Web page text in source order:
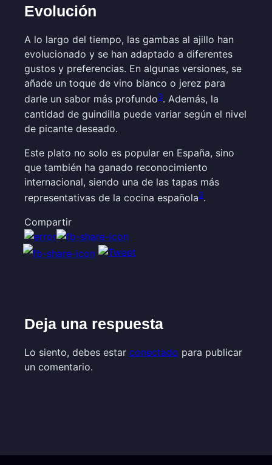
Evolución
A lo largo del tiempo, las gambas al ajillo han
evolucionado y se han adaptado a diferentes
gustos y preferencias. En algunas versiones, se
añade un toque de vino blanco o jerez para
darle un sabor más profundo3. Además, la
cantidad de guindilla puede variar según el nivel
de picante deseado.
Este plato no solo es popular en España, sino
que también ha ganado reconocimiento
internacional, siendo una de las tapas más
representativas de la cocina española3.
Compartir
Deja una respuesta
Lo siento, debes estar conectado para publicar
un comentario.